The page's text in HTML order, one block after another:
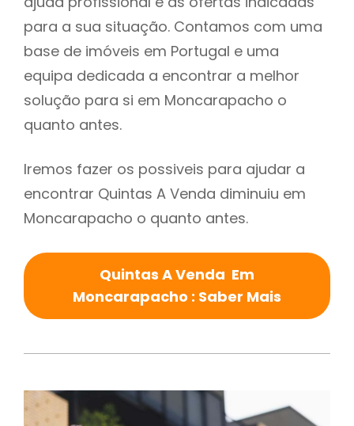
para a sua situação. Contamos com uma
base de imóveis em Portugal e uma
equipa dedicada a encontrar a melhor
solução para si em Moncarapacho o
quanto antes.
Iremos fazer os possiveis para ajudar a
encontrar Quintas A Venda diminuiu em
Moncarapacho o quanto antes.
Quintas A Venda Em
Moncarapacho : Saber Mais